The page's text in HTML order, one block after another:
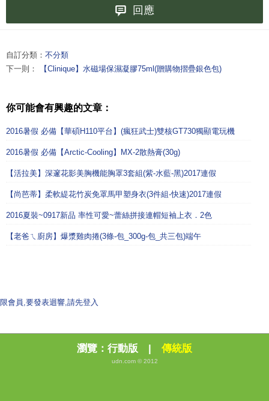
回應
自訂分類： 不分類
下一則：
【Clinique】水磁場保濕凝膠75ml(贈購物摺疊銀色包)
你可能會有興趣的文章：
2016暑假 必備【華碩H110平台】(瘋狂武士)雙核GT730獨顯電玩機
2016暑假 必備【Arctic-Cooling】MX-2散熱膏(30g)
【活拉美】深邃花影美胸機能胸罩3套組(紫-水藍-黑)2017連假
【尚芭蒂】柔軟緹花竹炭免罩馬甲塑身衣(3件組-快速)2017連假
2016夏裝~0917新品 率性可愛~蕾絲拼接連帽短袖上衣．2色
【老爸ㄟ廚房】爆漿雞肉捲(3條-包_300g-包_共三包)端午
限會員,要發表迴響,請先登入
瀏覽： 行動版 | 傳統版
udn.com © 2012